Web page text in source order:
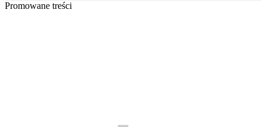
Promowane treści